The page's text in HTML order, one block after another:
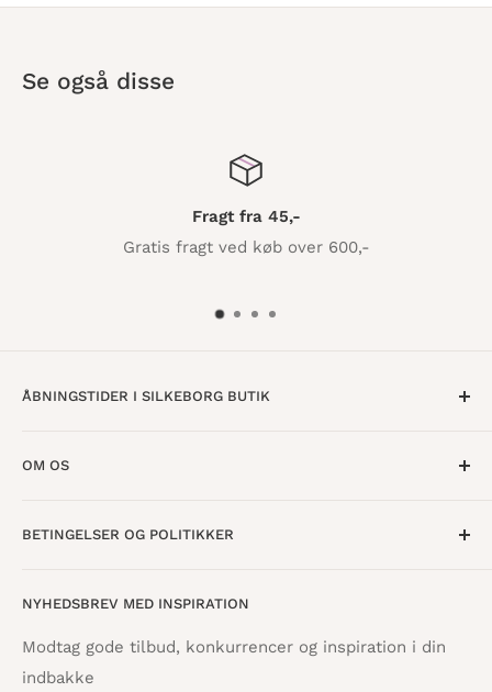
Se også disse
Fragt fra 45,-
Gratis fragt ved køb over 600,-
ÅBNINGSTIDER I SILKEBORG BUTIK
Fredag · 10:00 - 18:00
Vestergade 8
Tlf.: 86 82 09 25
Telefontid hverdage · 10:00 - 17:00
OM OS
Find butik
BETINGELSER OG POLITIKKER
Tilbagebetalingspolitik
Cookie- og privatlivspolitik
Servicevilkår
NYHEDSBREV MED INSPIRATION
Modtag gode tilbud, konkurrencer og inspiration i din
indbakke